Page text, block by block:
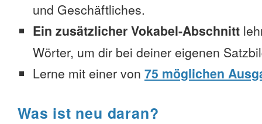
und Geschäftliches.
Ein zusätzlicher Vokabel-Abschnitt
Wörter, um dir bei deiner eigenen
Lerne mit einer von 75 möglichen
Was ist neu daran?